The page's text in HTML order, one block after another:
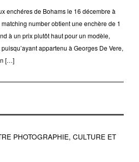
enchéres de Bohams le 16 décembre à
number obtient une enchère de 1
à un prix plutôt haut pour un modèle,
appartenu à Georges De Vere,
[…]
PHOTOGRAPHIE, CULTURE ET